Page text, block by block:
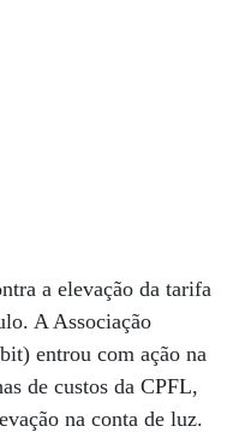
a elevação da tarifa
A Associação
entrou com ação na
de custos da CPFL,
na conta de luz.